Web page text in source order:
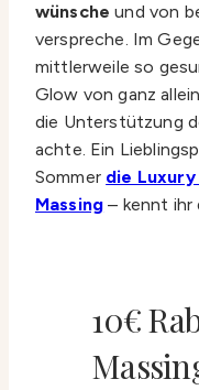
wünsche und von
verspreche. Im
mittlerweile so
Glow von ganz
die Unterstützung
achte. Ein
Sommer die
Massing – kennt ihr
10€